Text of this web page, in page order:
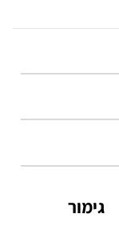
גימור